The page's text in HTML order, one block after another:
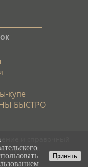
купе
БЫСТРО
и справочный
офертой.
Принять